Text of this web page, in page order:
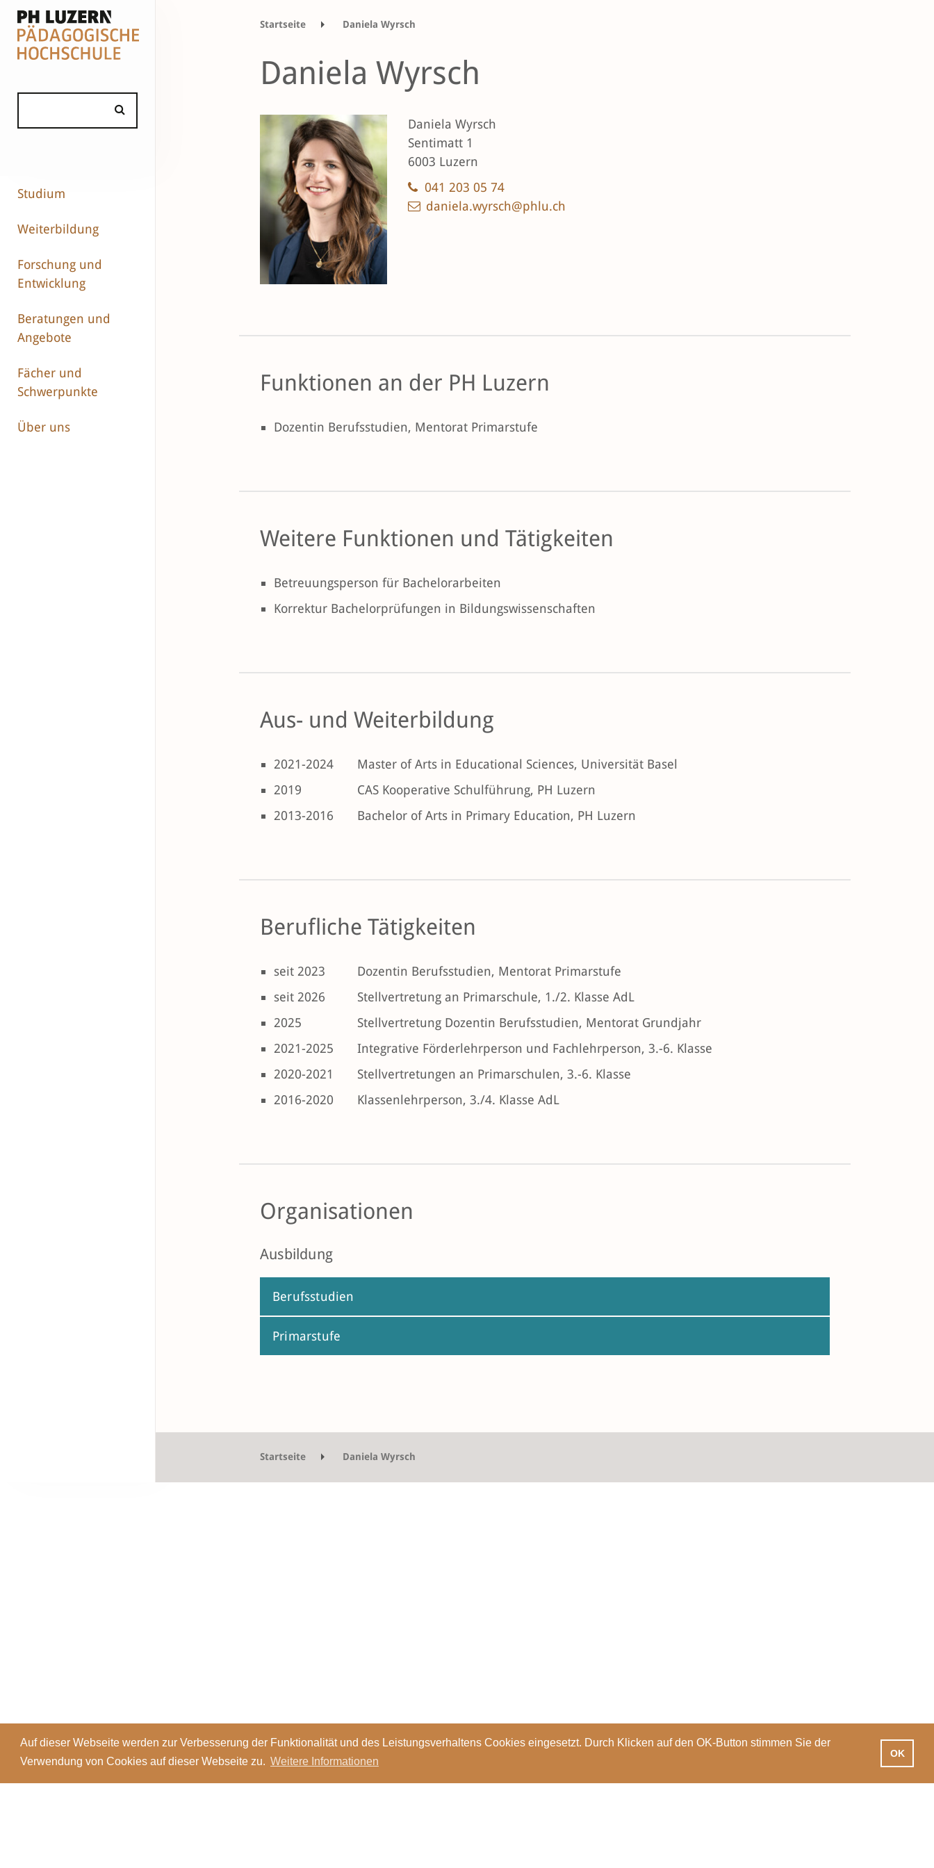
Auf dieser Webseite werden zur Verbesserung der Funktionalität und des Leistungsverhaltens Cookies eingesetzt. Durch Klicken auf den OK-Button stimmen Sie der
Verwendung von Cookies auf dieser Webseite zu. Weitere Informationen
OK
Studium
Weiterbildung
Forschung und
Entwicklung
Beratungen und
Angebote
Fächer und
Schwerpunkte
Über uns
Startseite Daniela Wyrsch
Daniela Wyrsch
Daniela Wyrsch
Sentimatt 1
6003 Luzern
041 203 05 74
daniela.wyrsch@phlu.ch
Funktionen an der PH Luzern
Dozentin Berufsstudien, Mentorat Primarstufe
Weitere Funktionen und Tätigkeiten
Betreuungsperson für Bachelorarbeiten
Korrektur Bachelorprüfungen in Bildungswissenschaften
Aus- und Weiterbildung
2021-2024
Master of Arts in Educational Sciences, Universität Basel
2019
CAS Kooperative Schulführung, PH Luzern
2013-2016
Bachelor of Arts in Primary Education, PH Luzern
Berufliche Tätigkeiten
seit 2023
Dozentin Berufsstudien, Mentorat Primarstufe
seit 2026
Stellvertretung an Primarschule, 1./2. Klasse AdL
2025
Stellvertretung Dozentin Berufsstudien, Mentorat Grundjahr
2021-2025
Integrative Förderlehrperson und Fachlehrperson, 3.-6. Klasse
2020-2021
Stellvertretungen an Primarschulen, 3.-6. Klasse
2016-2020
Klassenlehrperson, 3./4. Klasse AdL
Organisationen
Ausbildung
Berufsstudien
Primarstufe
Startseite Daniela Wyrsch